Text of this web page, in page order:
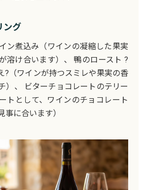
ング
ン煮込み（ワインの凝縮した果実
溶け合います）、 鴨のロースト ?
?（ワインが持つスミレや果実の香
）、 ビターチョコレートのテリー
トとして、ワインのチョコレート
事に合います）